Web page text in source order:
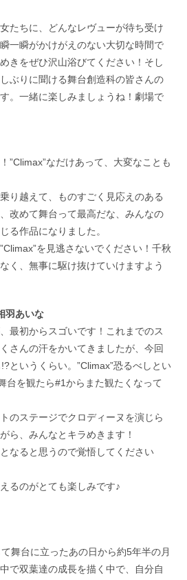
たちに、どんなレヴューが待ち受け
一瞬がかけがえのない大切な時間で
きをぜひ沢山浴びてください！そし
ぶりに聞ける舞台創造科の皆さんの
。一緒に楽しみましょうね！劇場で
”Climax”なだけあって、大変なことも
り越えて、ものすごく見応えのある
改めて舞台って最高だな、みんなの
る作品になりました。
を見逃さないでください！千秋
く、無事に駆け抜けていけますよう
羽あいな
最初からスゴいです！これまでのス
さんの汗をかいてきましたが、今回
というくらい。”Climax”恐るべしとい
台を観たら#1からまた観たくなって
のステージでクロディーヌを演じら
ら、みんなとキラめきます！
なると思うので覚悟してください
るのがとても楽しみです♪
舞台に立ったあの日から約5年半の月
で双葉達の成長を描く中で、自分自